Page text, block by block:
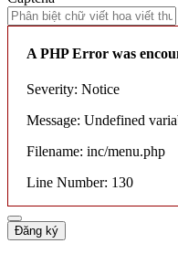
A PHP Error was
Severity: Notice
Message: Undefined
Filename: inc/menu.php
Line Number: 130
Đăng ký